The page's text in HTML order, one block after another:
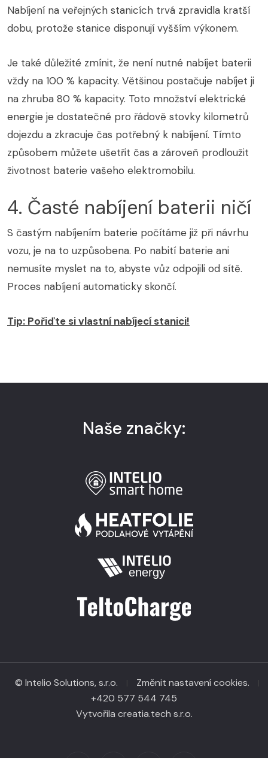
Nabíjení na veřejných stanicích trvá zpravidla kratší
dobu, protože stanice disponují vyšším výkonem.
Je také důležité zmínit, že není nutné nabíjet baterii
vždy na 100 % kapacity. Většinou postačuje nabíjet ji
na zhruba 80 % kapacity. Toto množství elektrické
energie je dostatečné pro řádově stovky kilometrů
dojezdu a zkracuje čas potřebný k nabíjení. Tímto
způsobem můžete ušetřit čas a zároveň prodloužit
životnost baterie vašeho elektromobilu.
4. Časté nabíjení baterii ničí
S častým nabíjením baterie počítáme již při návrhu
vozu, je na to uzpůsobena. Po nabití baterie ani
nemusíte myslet na to, abyste vůz odpojili od sítě.
Proces nabíjení automaticky skončí.
Tip: Pořiďte si vlastní nabíjecí stanici!
Naše značky:
© Intelio Solutions, s.r.o. | Změnit nastavení cookies. |
+420 577 544 745
Vytvořila creatia.tech s.r.o.